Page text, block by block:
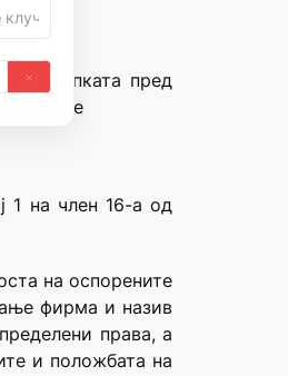
постапката пред
донесе
1 на член 16-а од
на оспорените
фирма и назив
права, а
и положбата на